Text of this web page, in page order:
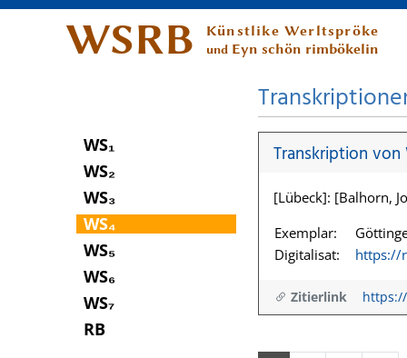
WSRB Künstlike Werltspröke
und Eyn schön rimbökelin
WS₁
WS₂
WS₃
WS₄
WS₅
WS₆
WS₇
RB
Transkription von
[Lübeck]: [Balhorn,
Exemplar:
Digitalisat:
https://
Zitierlink